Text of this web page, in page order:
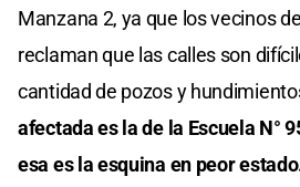
Manzana 2, ya que los vecinos
reclaman que las calles son
cantidad de pozos y
afectada es la de la Escuela N°
esa es la esquina en peor